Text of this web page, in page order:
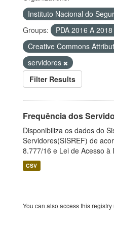
Instituto Nacional do
Groups:
PDA 2016 A 2018
Creative Commons
servidores
Filter Results
Frequência dos
Disponibiliza os dados do
Servidores(SISREF) de
8.777/16 e Lei de Acesso à
CSV
You can also access this registry